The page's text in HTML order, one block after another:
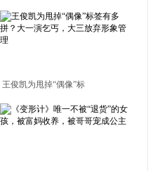
王俊凯为甩掉“偶像”标
签有多拼？大一演乞
丐，大三放弃形象管理